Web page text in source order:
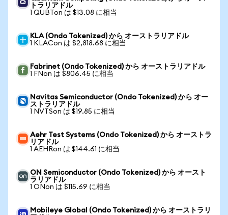
トラリアドル
1 QUBTon は $13.08 に相当
KLA (Ondo Tokenized) から オーストラリアドル
1 KLACon は $2,818.68 に相当
Fabrinet (Ondo Tokenized) から オーストラリアドル
1 FNon は $806.45 に相当
Navitas Semiconductor (Ondo Tokenized) から オー
ストラリアドル
1 NVTSon は $19.85 に相当
Aehr Test Systems (Ondo Tokenized) から オーストラ
リアドル
1 AEHRon は $144.61 に相当
ON Semiconductor (Ondo Tokenized) から オースト
ラリアドル
1 ONon は $115.69 に相当
Mobileye Global (Ondo Tokenized) から オーストラリ